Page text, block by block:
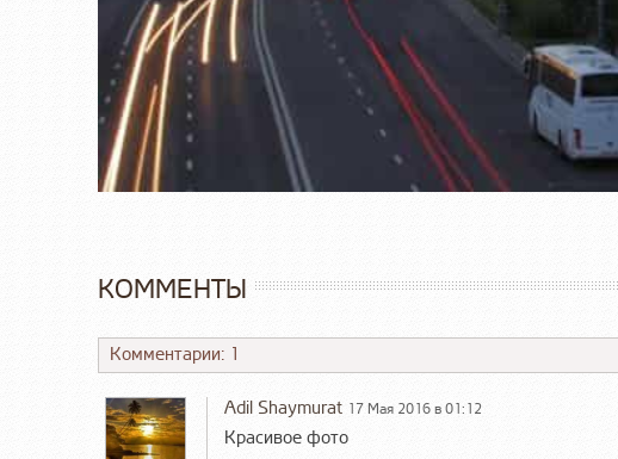
КОММЕНТЫ
Комментарии: 1
Adil Shaymurat 17 Мая 2016 в 01:12
Красивое фото